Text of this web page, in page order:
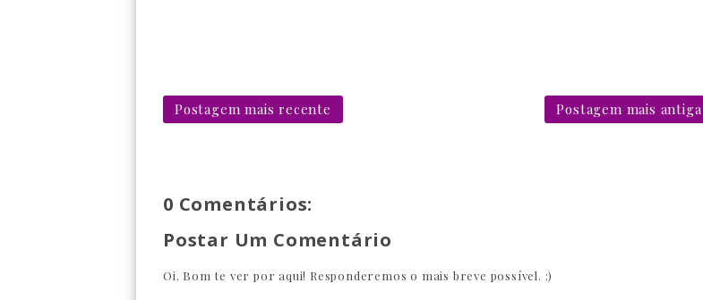
Postagem mais recente Postagem mais antiga
0 Comentários:
Postar Um Comentário
Oi. Bom te ver por aqui! Responderemos o mais breve possível. :)